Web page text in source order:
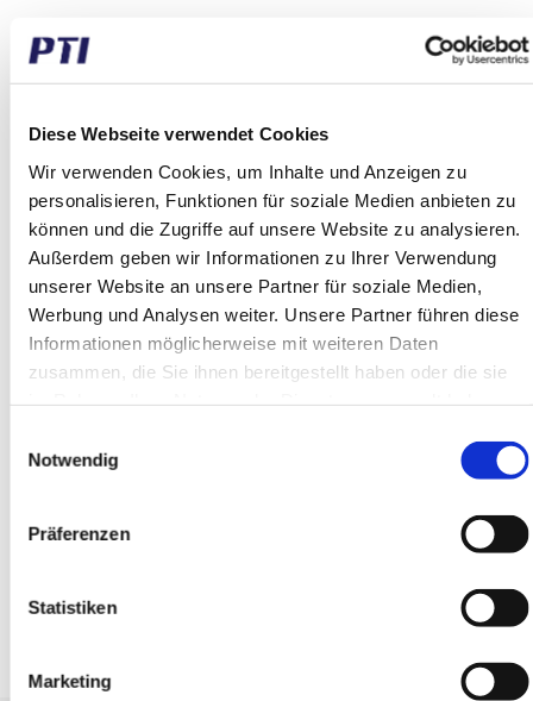
Diese Webseite verwendet Cookies
Wir verwenden Cookies, um Inhalte und Anzeigen zu
personalisieren, Funktionen für soziale Medien anbieten zu
können und die Zugriffe auf unsere Website zu analysieren.
Außerdem geben wir Informationen zu Ihrer Verwendung
unserer Website an unsere Partner für soziale Medien,
Werbung und Analysen weiter. Unsere Partner führen diese
Informationen möglicherweise mit weiteren Daten
zusammen, die Sie ihnen bereitgestellt haben oder die sie
Notwendig
Präferenzen
Statistiken
Marketing
PTIDEX B 65-75GG
Kupplungs Hälfte B
B = wide hub = max bore
Ø75mm
Fabrikat: PTI
Normaler Verkaufspreis EUR
289,13
Ausverkauft
einzuloggen!
Sie sparen 73%
PTIDEX RED 65-75
Gummikranz für PTIDEX
Rubber shore/hardness
98
Fabrikat: PTI
Normaler Verkaufspreis EUR
64,13
EUR 17,31